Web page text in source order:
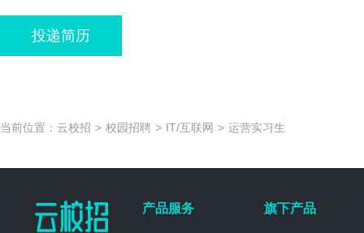
投递简历
当前位置： 云校招 > 校园招聘 > IT/互联网 > 运营实习生
产品服务 旗下产品